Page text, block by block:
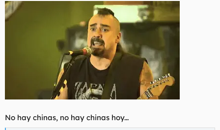
No hay chinas, no hay chinas hoy...